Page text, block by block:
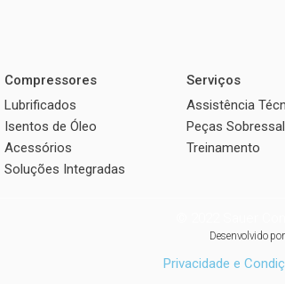
Compressores
Lubrificados
Isentos de Óleo
Acessórios
Soluções Integradas
Serviços
Assistência
Peças
Treinamento
Desenvolvido
Privacidade e